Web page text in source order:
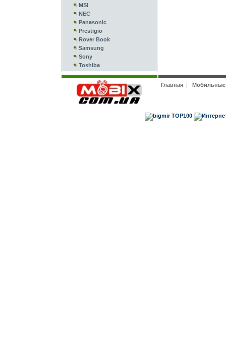
MSI
NEC
Panasonic
Prestigio
Rover Book
Samsung
Sony
Toshiba
Главная|